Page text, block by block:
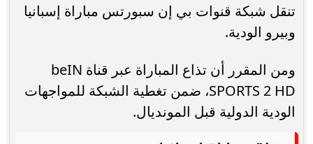
تنقل شبكة قنوات بي إن سبورتس مباراة إسبانيا
وبيرو الودية.
ومن المقرر أن تذاع المباراة عبر قناة beIN
SPORTS 2 HD، ضمن تغطية الشبكة للمواجهات
الودية الدولية قبل المونديال.